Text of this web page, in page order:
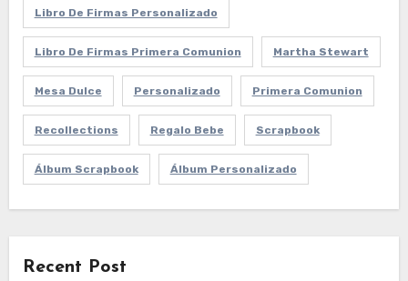
Libro De Firmas Personalizado
Libro De Firmas Primera Comunion Martha Stewart
Mesa Dulce Personalizado Primera Comunion
Recollections Regalo Bebe Scrapbook
Álbum Scrapbook Álbum Personalizado
Recent Post